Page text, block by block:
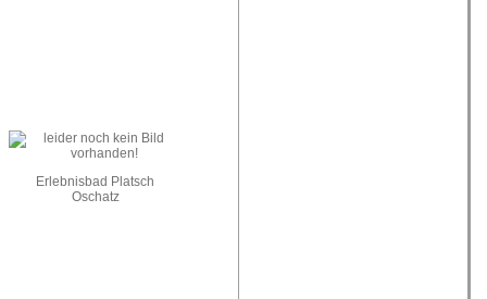
Erlebnisbad Platsch
Oschatz